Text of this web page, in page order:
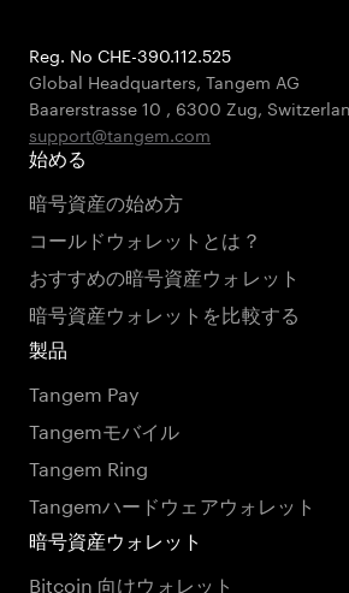
Reg. No CHE-390.112.525
Global Headquarters, Tangem AG
Baarerstrasse 10 , 6300 Zug,
support@tangem.com
始める
暗号資産の始め方
コールドウォレットとは？
おすすめの暗号資産ウォレット
暗号資産ウォレットを比較する
製品
Tangem Pay
Tangemモバイル
Tangem Ring
Tangemハードウェアウォレット
暗号資産ウォレット
Bitcoin 向けウォレット